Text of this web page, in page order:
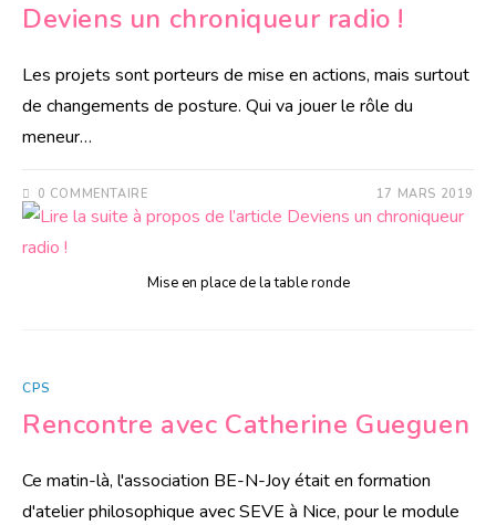
Deviens un chroniqueur radio !
Les projets sont porteurs de mise en actions, mais surtout
de changements de posture. Qui va jouer le rôle du
meneur…
0 COMMENTAIRE 17 MARS 2019
Mise en place de la table ronde
CPS
Rencontre avec Catherine Gueguen
Ce matin-là, l'association BE-N-Joy était en formation
d'atelier philosophique avec SEVE à Nice, pour le module